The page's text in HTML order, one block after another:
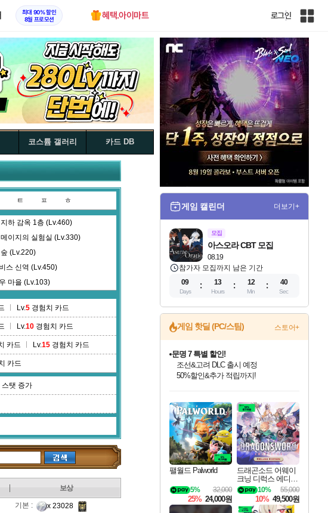
최대 90% 할인
8월 프로모션
혜택.아이마트 로그인
인
전
체
사
코스튬 갤러리 카드 DB
ㅌ ㅍ ㅎ
하 감옥 1층 (Lv.460)
이지의 실험실 (Lv.330)
(Lv.220)
스 신역 (Lv.450)
마을 (Lv.103)
도원 본원 (Lv.232)
(Lv.204)
(Lv.81)
(Lv.90)
자 숙소 (Lv.73)
(Lv.76)
14구역 (Lv.401)
숲 (Lv.325)
유적지 (Lv.176)
Lv.5 경험치 카드
Lv.10 경험치 카드
카드 Lv.15 경험치 카드
카드
스탯 증가
보상
기본 : x 23028
게임 캘린더 더보기+
모집
08.19
아스오라 CBT 모집
참가자 모집까지 남은 기간
09
Days
13
Hours
12
Min
39
Sec
게임 핫딜 (PC/스팀) 스토어+
최대 90% 할인가를 만나보세요!
네이버혜택과 함께 만나보세요!
문명 7 특별 할인!
조선&고려 DLC 출시 예정
50%할인&추가 적립까지!
네이버 포인트 혜택까지!
이니&베니 혜택까지!
네이버 혜택가와 함께 예약하세요!
할인&네이버혜택으로 만나보세요!
네이버페이 혜택과 만나보세요!
40주년 프로모션으로 만나보세요!
할인가에 만나보세요!
일부 에디션 상시 할인!
혜택으로 예약 판매 중
편안하게 충전하세요
팰월드 Palworld
32,000
5%
25% 24,000원
드래곤소드 어웨이
크닝 디럭스 에디션
DragonSword Awake
ning Deluxe Edition
55,000
10%
10% 49,500원